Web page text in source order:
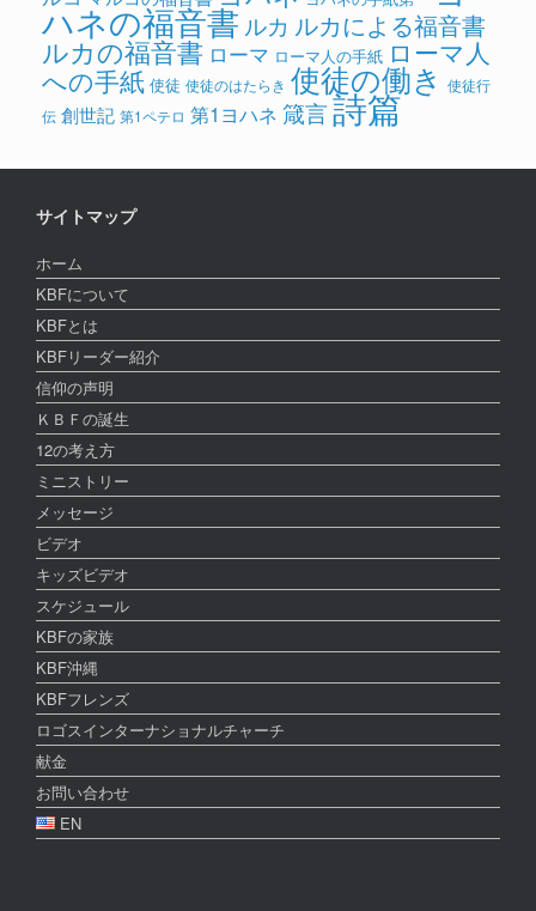
ハネの福音書 ルカ ルカによる福音書
ルカの福音書 ローマ ローマ人の手紙 ローマ人
への手紙 使徒 使徒のはたらき 使徒の働き 使徒行
伝 創世記 第1ペテロ 第1ヨハネ 箴言詩篇
サイトマップ
ホーム
KBFについて
KBFとは
KBFリーダー紹介
信仰の声明
ＫＢＦの誕生
12の考え方
ミニストリー
メッセージ
ビデオ
キッズビデオ
スケジュール
KBFの家族
KBF沖縄
KBFフレンズ
ロゴスインターナショナルチャーチ
献金
お問い合わせ
EN